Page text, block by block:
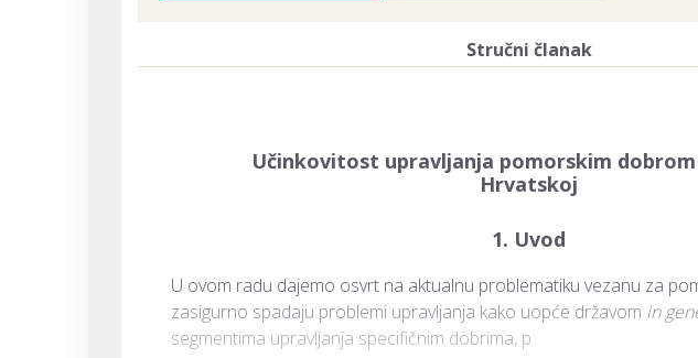
Stručni članak
Učinkovitost upravljanja pomorskim dobrom
Hrvatskoj
1. Uvod
U ovom radu dajemo osvrt na aktualnu problematiku vezanu za
zasigurno spadaju problemi upravljanja kako uopće državom in
segmentima upravljanja specifičnim dobrima, p